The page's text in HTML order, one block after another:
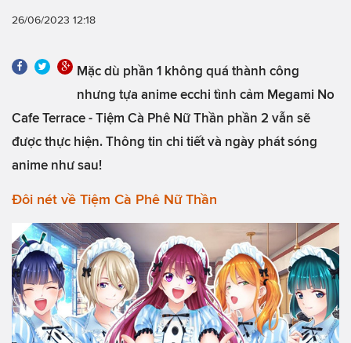
26/06/2023 12:18
Mặc dù phần 1 không quá thành công
nhưng tựa anime ecchi tình cảm Megami No
Cafe Terrace - Tiệm Cà Phê Nữ Thần phần 2 vẫn sẽ
được thực hiện. Thông tin chi tiết và ngày phát sóng
anime như sau!
Đôi nét về Tiệm Cà Phê Nữ Thần